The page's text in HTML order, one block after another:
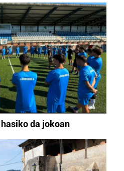
da jokoan